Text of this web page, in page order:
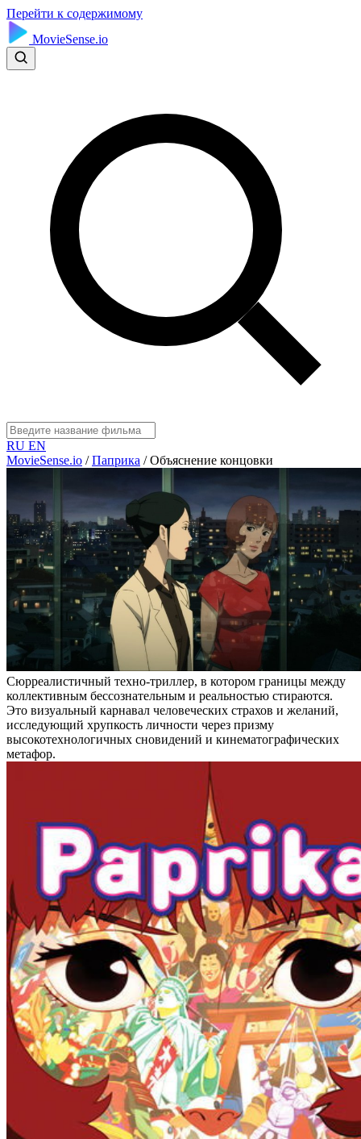
Перейти к содержимому
MovieSense.io
RU EN
MovieSense.io / Паприка / Объяснение концовки
Сюрреалистичный техно-триллер, в котором границы между
коллективным бессознательным и реальностью стираются.
Это визуальный карнавал человеческих страхов и желаний,
исследующий хрупкость личности через призму
высокотехнологичных сновидений и кинематографических
метафор.